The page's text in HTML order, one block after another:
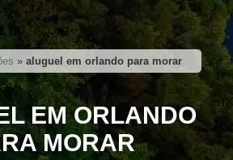
» aluguel em orlando para morar
EM ORLANDO
MORAR